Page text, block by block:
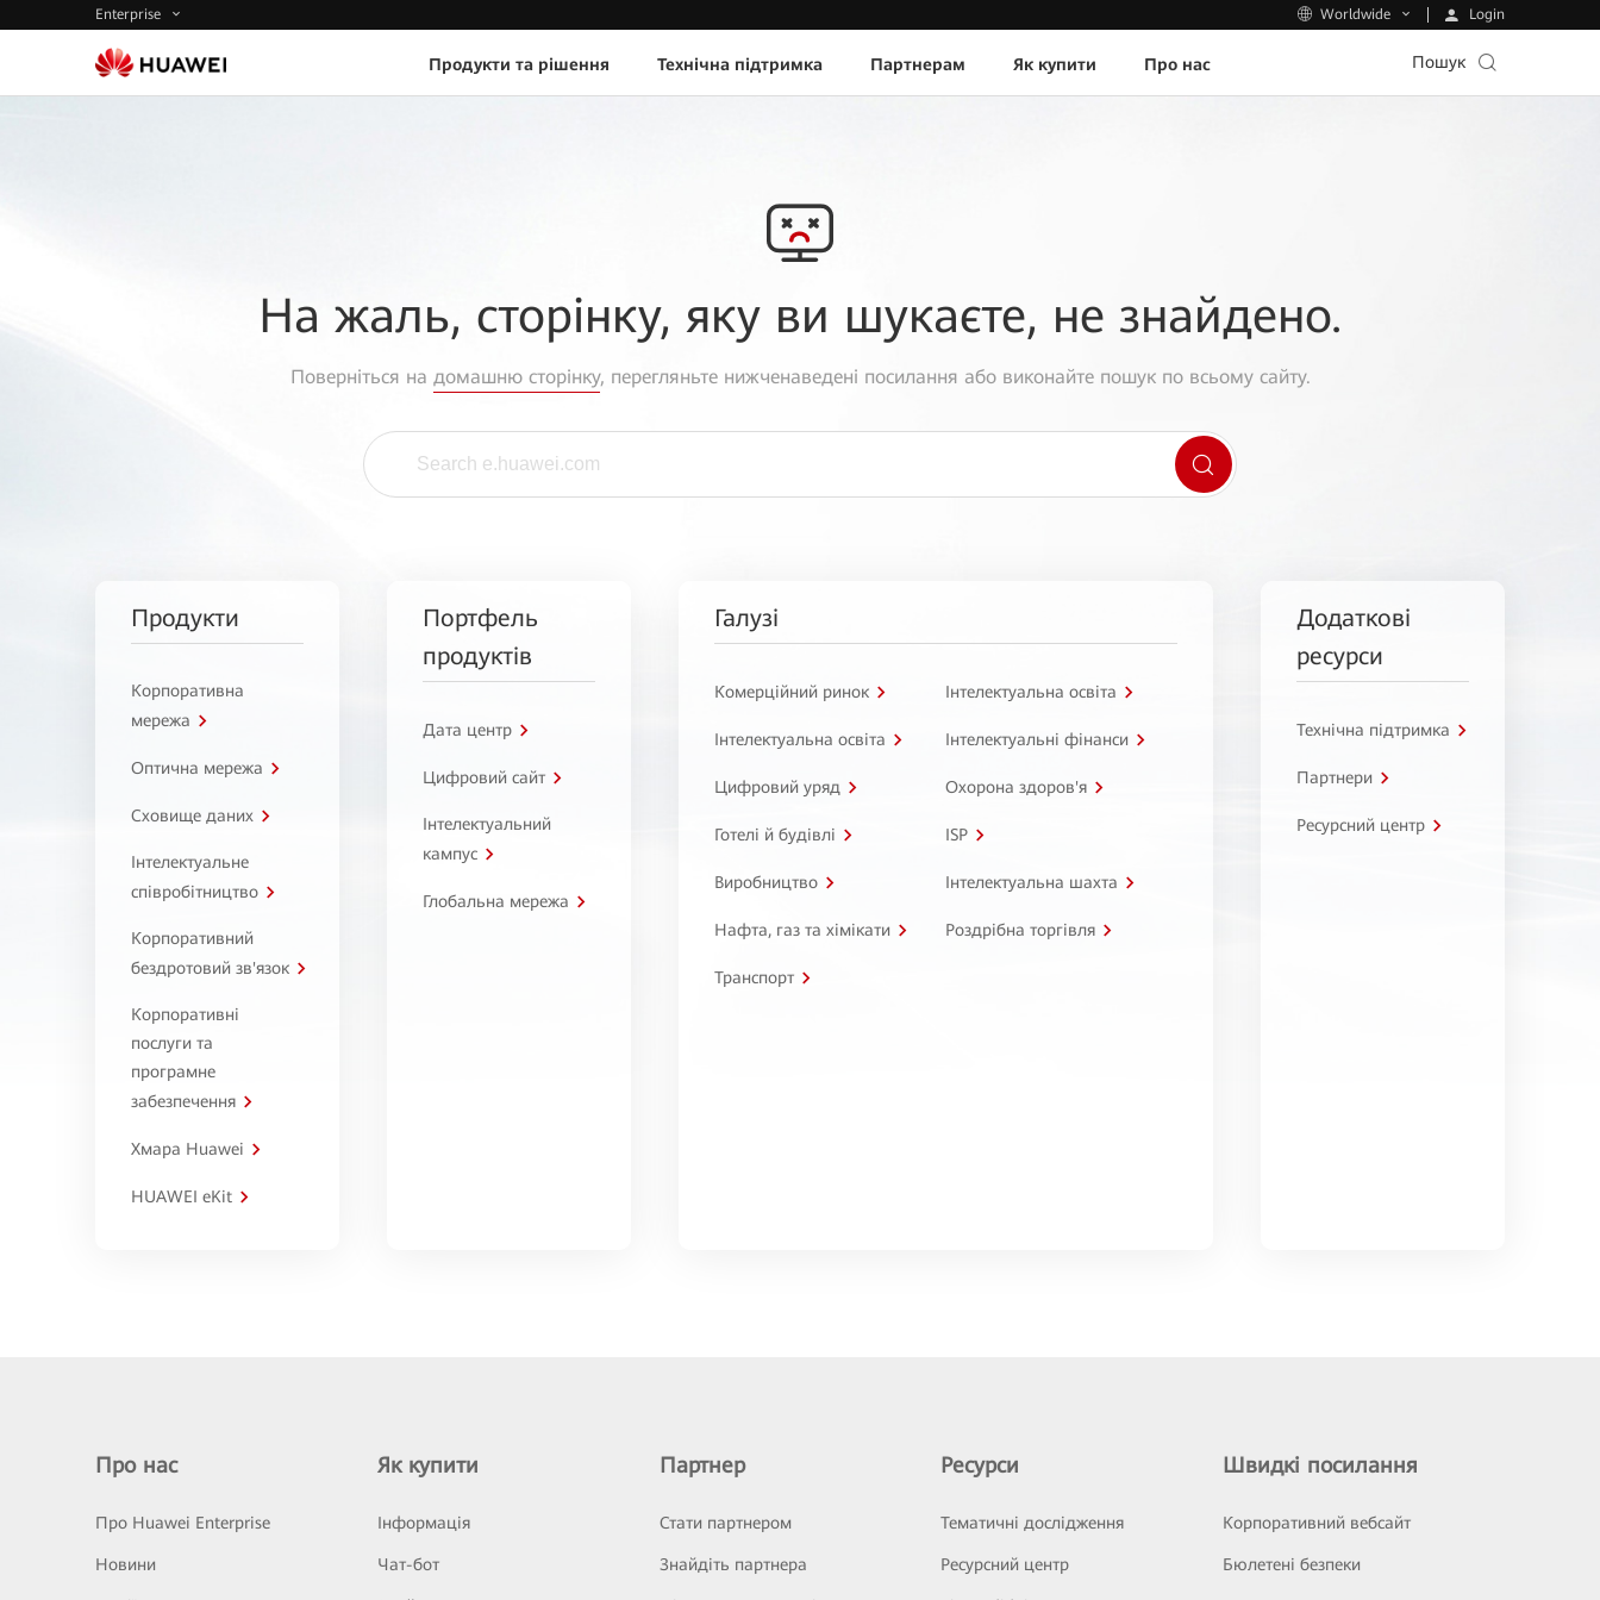
Enterprise Worldwide Login
Продукти та рішення Технічна підтримка Партнерам Як купити Про нас Пошук
На жаль, сторінку, яку ви шукаєте, не знайдено.
Поверніться на домашню сторінку, перегляньте нижченаведені посилання або виконайте пошук по всьому сайту.
Продукти
Корпоративна
мережа
Оптична мережа
Сховище даних
Інтелектуальне
співробітництво
Корпоративний
бездротовий зв'язок
Корпоративні
послуги та
програмне
забезпечення
Хмара Huawei
HUAWEI eKit
Портфель
продуктів
Дата центр
Цифровий сайт
Інтелектуальний
кампус
Глобальна мережа
Галузі
Комерційний ринок Інтелектуальна освіта
Інтелектуальна освіта Інтелектуальні фінанси
Цифровий уряд Охорона здоров'я
Готелі й будівлі ISP
Виробництво Інтелектуальна шахта
Нафта, газ та хімікати Роздрібна торгівля
Транспорт
Додаткові
ресурси
Технічна підтримка
Партнери
Ресурсний центр
Про нас
Про Huawei Enterprise
Новини
Як купити
Інформація
Чат-бот
Партнер
Стати партнером
Знайдіть партнера
Ресурси
Тематичні дослідження
Ресурсний центр
Швидкі посилання
Корпоративний вебсайт
Бюлетені безпеки